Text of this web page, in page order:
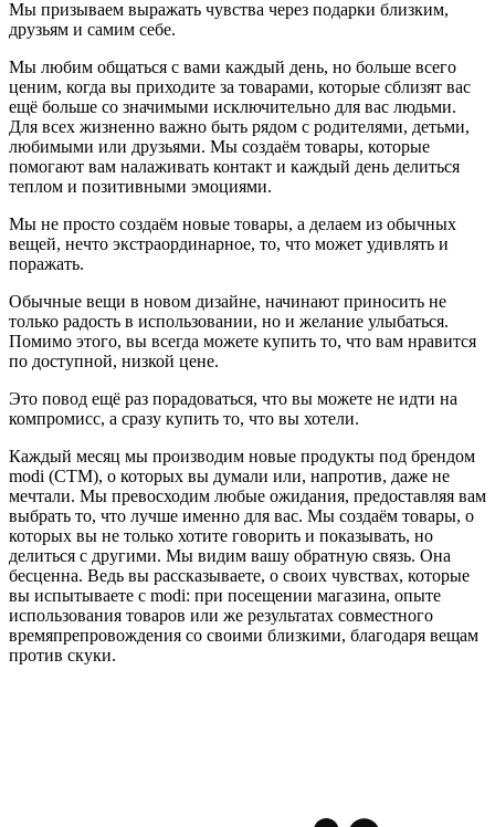
Мы призываем выражать чувства через подарки близким,
друзьям и самим себе.
Мы любим общаться с вами каждый день, но больше всего
ценим, когда вы приходите за товарами, которые сблизят вас
ещё больше со значимыми исключительно для вас людьми.
Для всех жизненно важно быть рядом с родителями, детьми,
любимыми или друзьями. Мы создаём товары, которые
помогают вам налаживать контакт и каждый день делиться
теплом и позитивными эмоциями.
Мы не просто создаём новые товары, а делаем из обычных
вещей, нечто экстраординарное, то, что может удивлять и
поражать.
Обычные вещи в новом дизайне, начинают приносить не
только радость в использовании, но и желание улыбаться.
Помимо этого, вы всегда можете купить то, что вам нравится
по доступной, низкой цене.
Это повод ещё раз порадоваться, что вы можете не идти на
компромисс, а сразу купить то, что вы хотели.
Каждый месяц мы производим новые продукты под брендом
modi (СТМ), о которых вы думали или, напротив, даже не
мечтали. Мы превосходим любые ожидания, предоставляя вам
выбрать то, что лучше именно для вас. Мы создаём товары, о
которых вы не только хотите говорить и показывать, но
делиться с другими. Мы видим вашу обратную связь. Она
бесценна. Ведь вы рассказываете, о своих чувствах, которые
вы испытываете с modi: при посещении магазина, опыте
использования товаров или же результатах совместного
времяпрепровождения со своими близкими, благодаря вещам
против скуки.